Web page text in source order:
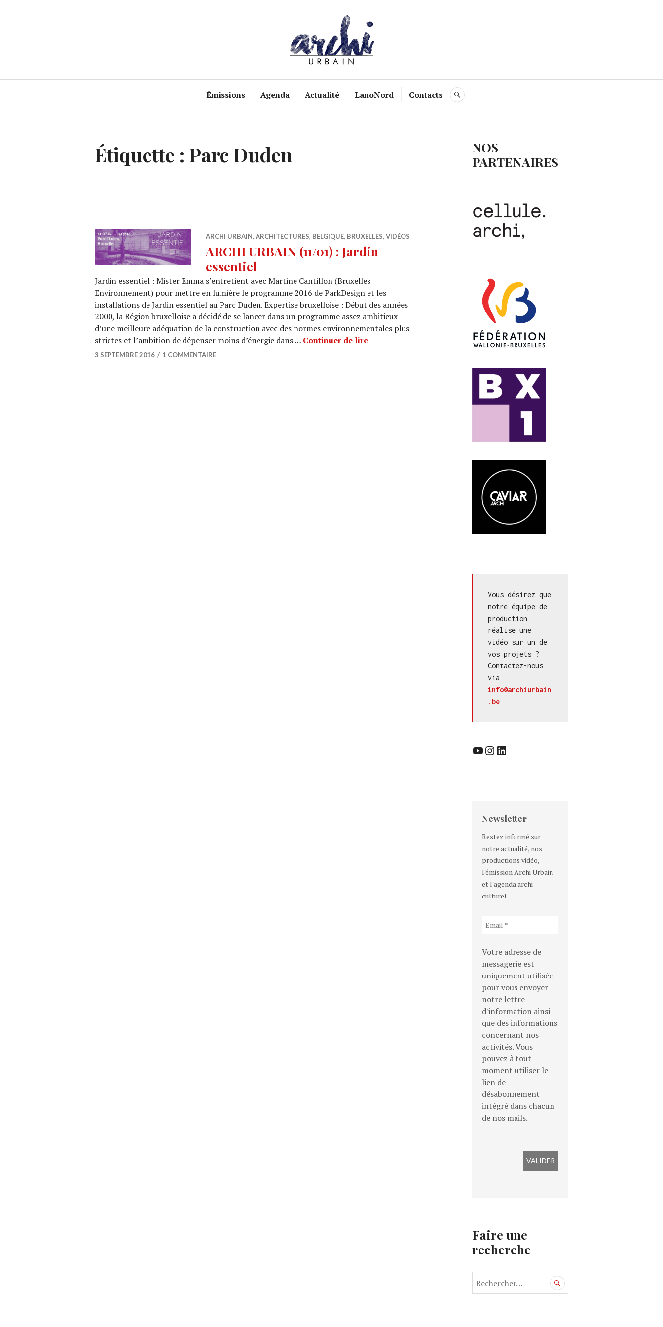
Émissions Agenda Actualité LanoNord Contacts RECHERCHE
Étiquette : Parc Duden
ARCHI URBAIN, ARCHITECTURES, BELGIQUE, BRUXELLES, VIDÉOS
ARCHI URBAIN (11/01) : Jardin
essentiel
Jardin essentiel : Mister Emma s’entretient avec Martine Cantillon (Bruxelles
Environnement) pour mettre en lumière le programme 2016 de ParkDesign et les
installations de Jardin essentiel au Parc Duden. Expertise bruxelloise : Début des années
2000, la Région bruxelloise a décidé de se lancer dans un programme assez ambitieux
d’une meilleure adéquation de la construction avec des normes environnementales plus
strictes et l’ambition de dépenser moins d’énergie dans … Continuer de lireARCHI URBAIN (11/01) : Jardin essentiel
3 SEPTEMBRE 2016 1 COMMENTAIRE
NOS
PARTENAIRES
Vous désirez que
notre équipe de
production
réalise une
vidéo sur un de
vos projets ?
Contactez-nous
info@archiurbain
.be
YouTube InstagramLinkedIn
Newsletter
Restez informé sur
notre actualité, nos
productions vidéo,
l'émission Archi Urbain
et l'agenda archi-
culturel...
Votre adresse de
messagerie est
uniquement utilisée
pour vous envoyer
notre lettre
d'information ainsi
que des informations
concernant nos
activités. Vous
pouvez à tout
moment utiliser le
lien de
désabonnement
intégré dans chacun
de nos mails.
Faire une
recherche
e